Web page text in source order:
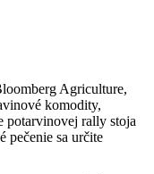
Agriculture,
komodity,
potarvinovej rally stoja
pečenie sa určite